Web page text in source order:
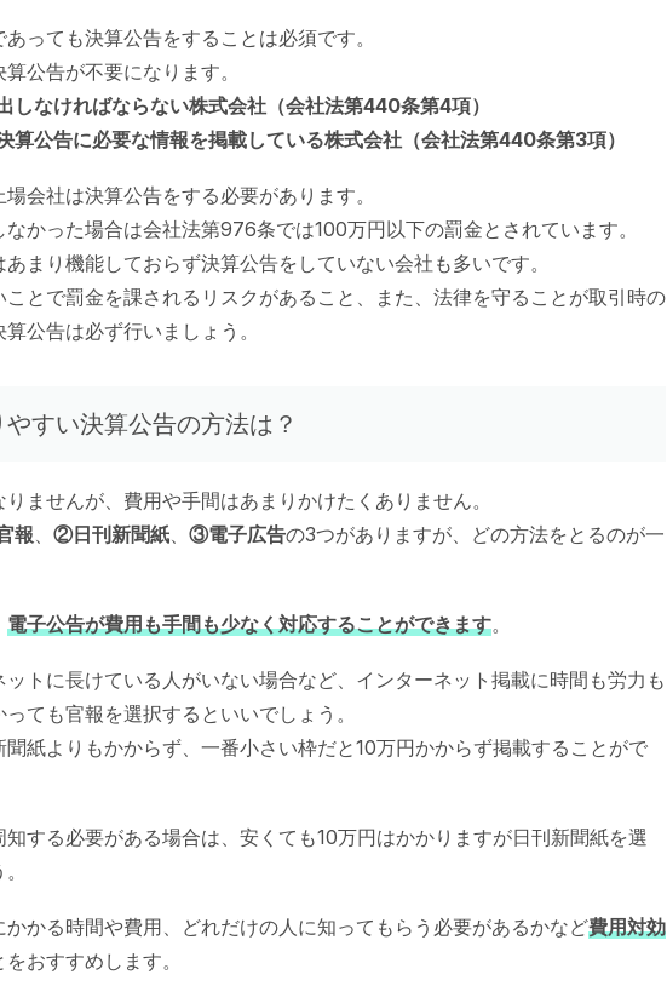
っても決算公告をすることは必須です。
公告が不要になります。
なければならない株式会社（会社法第440条第4項）
公告に必要な情報を掲載している株式会社（会社法第440条第3項）
会社は決算公告をする必要があります。
かった場合は会社法第976条では100万円以下の罰金とされています。
まり機能しておらず決算公告をしていない会社も多いです。
とで罰金を課されるリスクがあること、また、法律を守ることが取引時の
公告は必ず行いましょう。
すい決算公告の方法は？
ませんが、費用や手間はあまりかけたくありません。
報 ②日刊新聞紙 ③電子広告の3つがありますが、どの方法をとるのが一
電子公告が費用も手間も少なく対応することができます。
ットに長けている人がいない場合など、インターネット掲載に時間も労力も
ても官報を選択するといいでしょう。
紙よりもかからず、一番小さい枠だと10万円かからず掲載することがで
知する必要がある場合は、安くても10万円はかかりますが日刊新聞紙を選
かる時間や費用、どれだけの人に知ってもらう必要があるかなど費用対効
をおすすめします。